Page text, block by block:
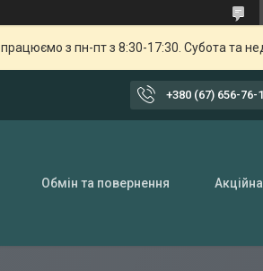
з пн-пт з 8:30-17:30. Субота та
+380 (67) 656-76-
Обмін та повернення